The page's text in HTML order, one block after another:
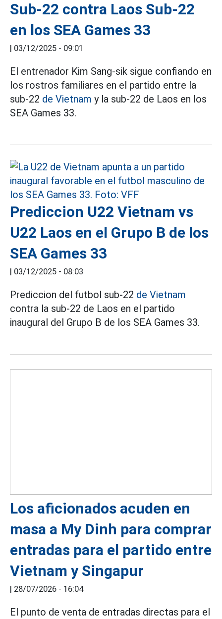
Sub-22 contra Laos Sub-22
en los SEA Games 33
| 03/12/2025 - 09:01
El entrenador Kim Sang-sik sigue confiando en
los rostros familiares en el partido entre la
sub-22 de Vietnam y la sub-22 de Laos en los
SEA Games 33.
Prediccion U22 Vietnam vs
U22 Laos en el Grupo B de los
SEA Games 33
| 03/12/2025 - 08:03
Prediccion del futbol sub-22 de Vietnam
contra la sub-22 de Laos en el partido
inaugural del Grupo B de los SEA Games 33.
Los aficionados acuden en
masa a My Dinh para comprar
entradas para el partido entre
Vietnam y Singapur
| 28/07/2026 - 16:04
El punto de venta de entradas directas para el